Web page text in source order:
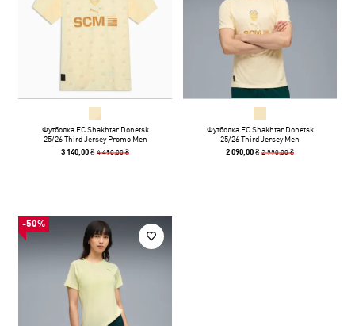
Футболка FC Shakhtar Donetsk
25/26 Third Jersey Promo Men
3 140,00 ₴4 490,00 ₴
Футболка FC Shakhtar Donetsk
25/26 Third Jersey Men
2 090,00 ₴2 990,00 ₴
-50%